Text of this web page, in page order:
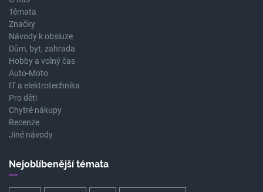
Témata
Značky
Návody k obsluze
Dům, byt, zahrada
Hobby a volný čas
Auto-Moto
IT a elektrotechnika
Pro děti
Chytré nákupy
Recenze
Jiné návody
Nejoblíbenější témata